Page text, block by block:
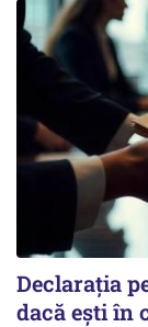
Declarația
dacă ești în